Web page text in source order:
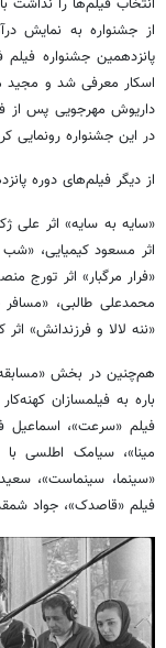
انتخاب فیلم‌ها را نداشت
از جشنواره به نمایش
پانزدهمین جشنواره
اسکار معرفی شد و مجید
داریوش مهرجویی پس از
در این جشنواره رونمایی
از دیگر فیلم‌های دوره
«سایه به سایه» اثر علی
اثر مسعود کیمیایی، «شب
«فرار مرگبار» اثر تورج
محمدعلی طالبی، «مسافر
«ننه لالا و فرزندانش»
هم‌چنین در بخش
باره به فیلمسازان
فیلم «سرعت»، اسماعیل
مینا»، سیامک اطلسی
«سینما، سینماست»،
فیلم «قاصدک»، جواد